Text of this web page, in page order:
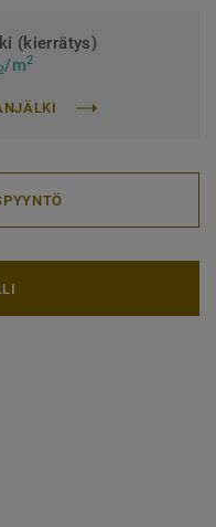
(kierrätys)
/m2